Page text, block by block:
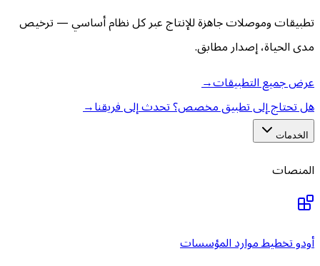
تطبيقات وموصلات جاهزة للإنتاج عبر كل نظام أساسي — ترخيص
مدى الحياة، إصدار مطابق.
عرض جميع التطبيقات→
هل تحتاج إلى تطبيق مخصص؟ تحدث إلى فريقنا→
الخدمات
المنصات
أودو تخطيط موارد المؤسسات